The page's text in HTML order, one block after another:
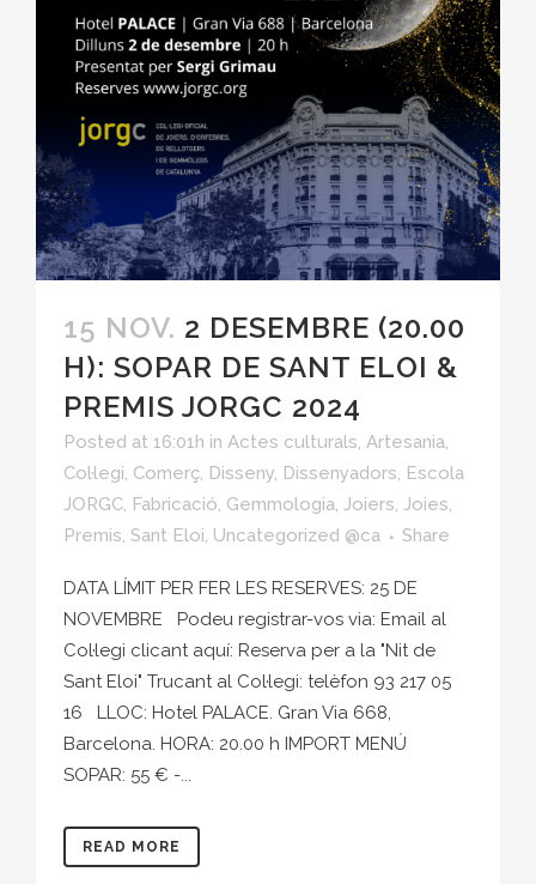
15 NOV. 2 DESEMBRE (20.00
H): SOPAR DE SANT ELOI &
PREMIS JORGC 2024
Posted at 16:01h in Actes culturals, Artesania,
Col·legi, Comerç, Disseny, Dissenyadors, Escola
JORGC, Fabricació, Gemmologia, Joiers, Joies,
Premis, Sant Eloi, Uncategorized @ca Share
DATA LÍMIT PER FER LES RESERVES: 25 DE
NOVEMBRE Podeu registrar-vos via: Email al
Col·legi clicant aquí: Reserva per a la "Nit de
Sant Eloi" Trucant al Col·legi: telèfon 93 217 05
16 LLOC: Hotel PALACE. Gran Via 668,
Barcelona. HORA: 20.00 h IMPORT MENÚ
SOPAR: 55 € -...
READ MORE